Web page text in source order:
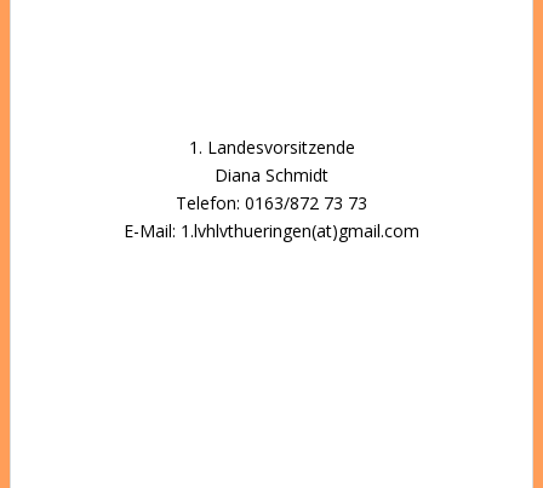
1. Landesvorsitzende
Diana Schmidt
Telefon: 0163/872 73 73
E-Mail: 1.lvhlvthueringen(at)gmail.com